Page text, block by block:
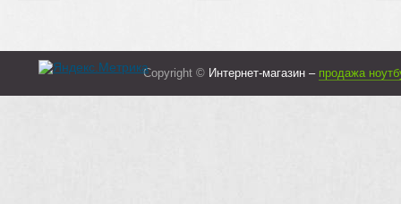
Copyright © Интернет-магазин – продажа